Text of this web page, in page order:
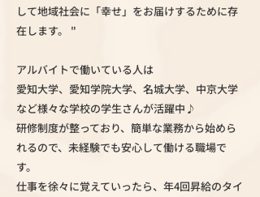
して地域社会に「幸せ」をお届けするために存
在します。 "
アルバイトで働いている人は
愛知大学、愛知学院大学、名城大学、中京大学
など様々な学校の学生さんが活躍中♪
研修制度が整っており、簡単な業務から始めら
れるので、未経験でも安心して働ける職場で
す。
仕事を徐々に覚えていったら、年4回昇給のタイ